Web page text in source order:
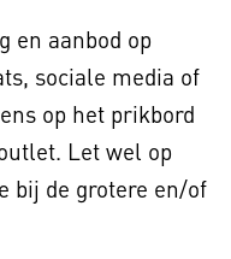
en aanbod op
sociale media of
op het prikbord
Let wel op
bij de grotere en/of